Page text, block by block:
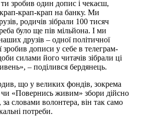
зробив один допис і чекаєш,
крап-крап на банку. Ми
родичів зібрали 100 тисяч
було ще пів мільйона. І ми
друзів – одної політичної
зробив дописи у себе в телеграм-
силами його читачів зібрали ці
– поділився бердянець.
що у великих фондів, зокрема
«Повернись живим» збори дійсно
словами волонтера, він так само
потреби.